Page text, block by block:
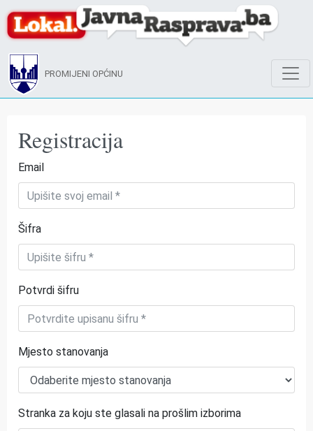
PROMIJENI OPĆINU
Registracija
Email
Šifra
Potvrdi šifru
Mjesto stanovanja
Stranka za koju ste glasali na prošlim izborima